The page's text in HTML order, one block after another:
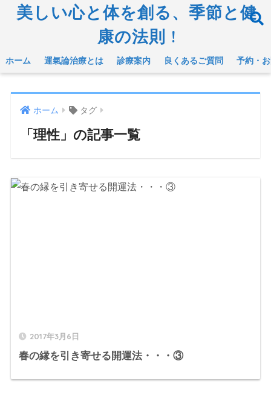
美しい心と体を創る、季節と健
康の法則 !
ホーム 運氣論治療とは 診療案内 良くあるご質問 予約・
ホーム タグ
「理性」の記事一覧
2017年3月6日
春の縁を引き寄せる開運法・・・③